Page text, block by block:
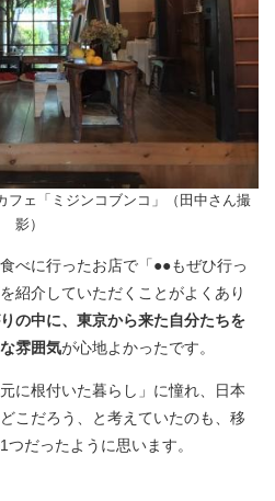
フェ「ミジンコブンコ」（田中さん撮
影）
べに行ったお店で「●●もぜひ行っ
紹介していただくことがよくあり
の中に、東京から来た自分たちを
雰囲気が心地よかったです。
に根付いた暮らし」に憧れ、日本
こだろう、と考えていたのも、移
だったように思います。